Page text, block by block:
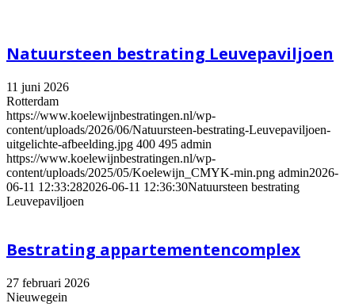
Natuursteen bestrating Leuvepaviljoen
11 juni 2026
Rotterdam
https://www.koelewijnbestratingen.nl/wp-
content/uploads/2026/06/Natuursteen-bestrating-Leuvepaviljoen-
uitgelichte-afbeelding.jpg 400 495 admin
https://www.koelewijnbestratingen.nl/wp-
content/uploads/2025/05/Koelewijn_CMYK-min.png admin2026-
06-11 12:33:282026-06-11 12:36:30Natuursteen bestrating
Leuvepaviljoen
Bestrating appartementencomplex
27 februari 2026
Nieuwegein